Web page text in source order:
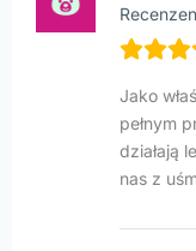
Jako
pełnym
działają
nas z